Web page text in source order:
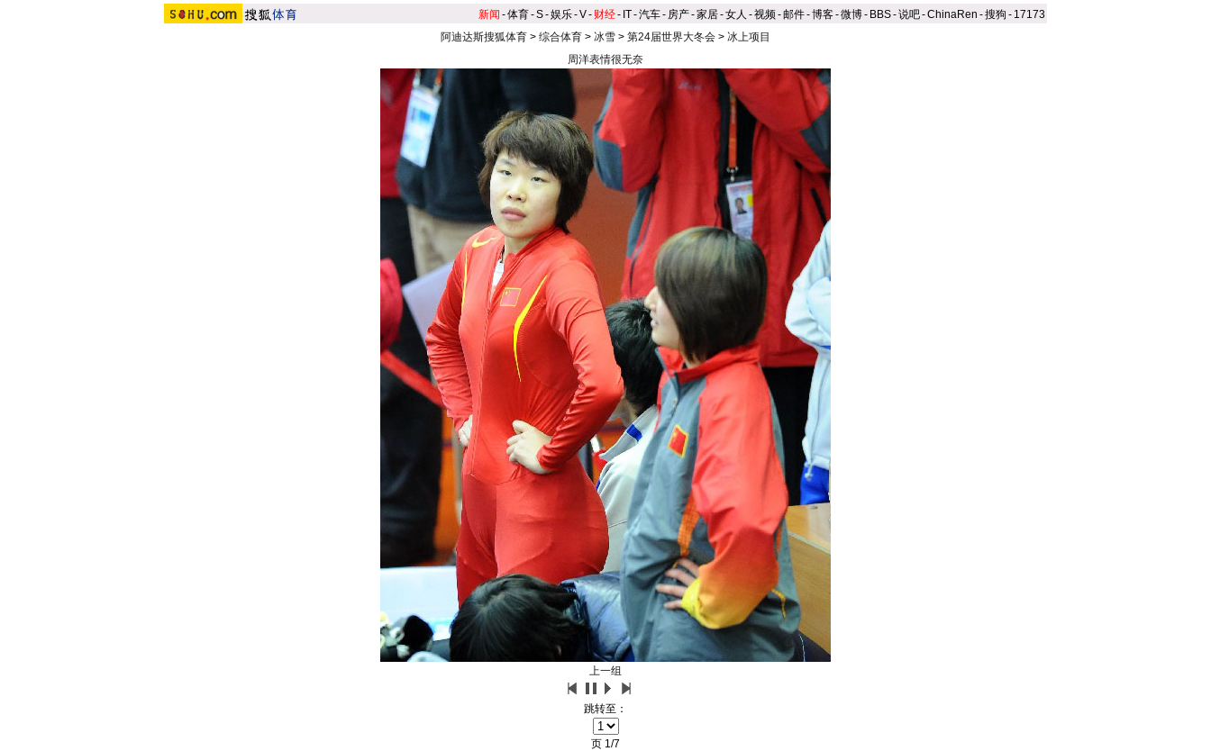
新闻 -体育-S-娱乐-V- 财经- IT-汽车- 房产-家居-女人 -视频-邮件-博客-微博- BBS-说吧-ChinaRen -搜狗 - 17173
阿迪达斯搜狐体育 > 综合体育 > 冰雪 > 第24届世界大冬会 > 冰上项目
周洋表情很无奈
上一组
跳转至：
页 1/7